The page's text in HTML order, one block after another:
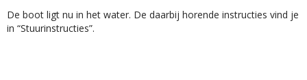
De boot ligt nu in het water. De daarbij horende instructies vind je
in “Stuurinstructies”.